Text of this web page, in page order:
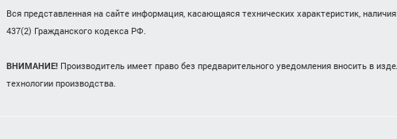
Вся представленная на сайте информация, касающаяся технических характеристик,
437(2) Гражданского кодекса РФ.
ВНИМАНИЕ! Производитель имеет право без предварительного уведомления вносить в
технологии производства.